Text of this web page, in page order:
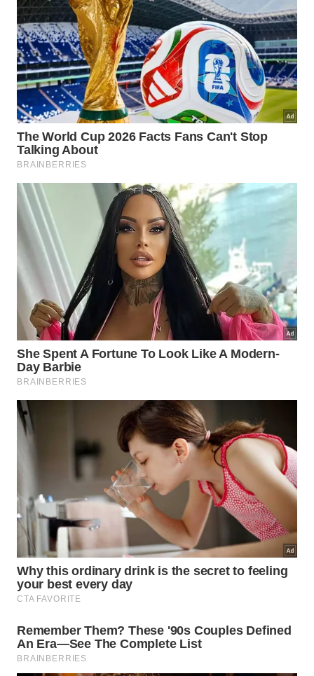
real. Escolher o encaixe correto significa trabalhar
com maisprecisãoe menosdesgaste, seja num
móvel simples ou numa estrutura exigente.